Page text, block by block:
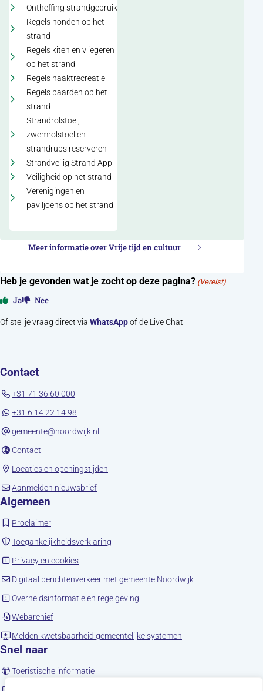
Ontheffing strandgebruik
Regels honden op het
strand
Regels kiten en vliegeren
op het strand
Regels naaktrecreatie
Regels paarden op het
strand
Strandrolstoel,
zwemrolstoel en
strandrups reserveren
Strandveilig Strand App
Veiligheid op het strand
Verenigingen en
paviljoens op het strand
Meer informatie over Vrije tijd en cultuur
Heb je gevonden wat je zocht op deze pagina? (Vereist)
Ja Nee
Of stel je vraag direct via WhatsAppof de Live Chat
Contact
+31 71 36 60 000
+31 6 14 22 14 98
gemeente@noordwijk.nl
Contact
Locaties en openingstijden
Aanmelden nieuwsbrief(opent in nieuw tabblad)
Algemeen
Proclaimer(opent in nieuw tabblad)
Toegankelijkheidsverklaring
Privacy en cookies(opent in nieuw tabblad)
Digitaal berichtenverkeer met gemeente Noordwijk(opent in nieuw
Overheidsinformatie en regelgeving
Webarchief(opent in nieuw tabblad)
Melden kwetsbaarheid gemeentelijke systemen
Snel naar
Toeristische informatie(opent in nieuw tabblad)